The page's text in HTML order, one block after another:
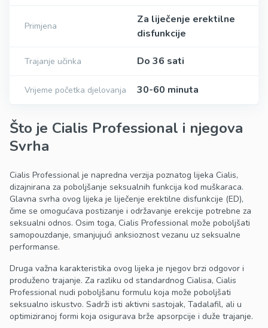
Primjena
Za liječenje erektilne
disfunkcije
Trajanje učinka Do 36 sati
Vrijeme početka djelovanja 30-60 minuta
Što je Cialis Professional i njegova
Svrha
Cialis Professional je napredna verzija poznatog lijeka Cialis,
dizajnirana za poboljšanje seksualnih funkcija kod muškaraca.
Glavna svrha ovog lijeka je liječenje erektilne disfunkcije (ED),
čime se omogućava postizanje i održavanje erekcije potrebne za
seksualni odnos. Osim toga, Cialis Professional može poboljšati
samopouzdanje, smanjujući anksioznost vezanu uz seksualne
performanse.
Druga važna karakteristika ovog lijeka je njegov brzi odgovor i
produženo trajanje. Za razliku od standardnog Cialisa, Cialis
Professional nudi poboljšanu formulu koja može poboljšati
seksualno iskustvo. Sadrži isti aktivni sastojak, Tadalafil, ali u
optimiziranoj formi koja osigurava brže apsorpcije i duže trajanje.